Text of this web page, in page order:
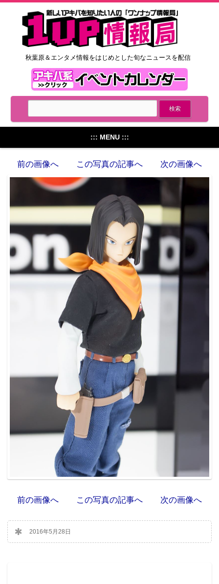
秋葉原＆エンタメ情報をはじめとした旬なニュースを配信
::: MENU :::
前の画像へ この写真の記事へ 次の画像へ
前の画像へ この写真の記事へ 次の画像へ
2016年5月28日